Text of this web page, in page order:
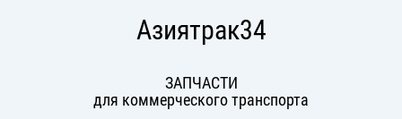
Азиятрак34
ЗАПЧАСТИ
для коммерческого транспорта